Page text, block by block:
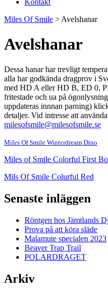
Kontakt
Miles Of Smile > Avelshanar
Avelshanar
Dessa hanar har trevligt
alla har godkända dragprov i
med HD A eller HD B, ED 0,
fritestade och ua på
uppdateras innnan parning)
detaljer. Vid intresse att
milesofsmile@milesofsmile.se
Miles Of Smile Winterdream Dino
Miles of Smile Colorful First
Mils Of Smile Colurful Red
Senaste inläggen
Röntgen hos Jämtlands
Prova på att köra släde
Malamute specialen 2023
Beaver Trap Trail
POLARDRAGET
Arkiv